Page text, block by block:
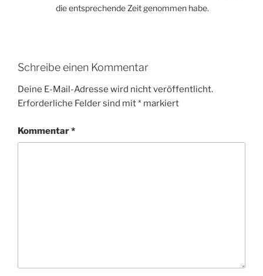
die entsprechende Zeit genommen habe.
Schreibe einen Kommentar
Deine E-Mail-Adresse wird nicht veröffentlicht.
Erforderliche Felder sind mit* markiert
Kommentar*